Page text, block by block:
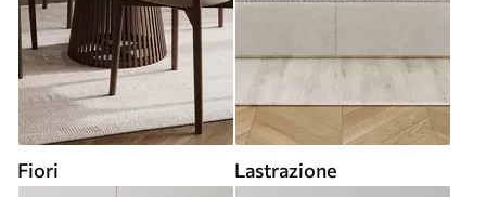
Fiori Lastrazione